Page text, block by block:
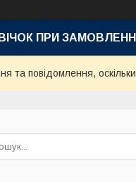
ПРИ
повідомлення, оскільки